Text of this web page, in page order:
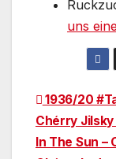
uns
1936/20
Chérry Jilsky
In The Sun –